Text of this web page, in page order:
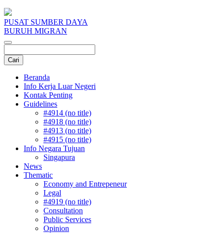
PUSAT SUMBER DAYA
BURUH MIGRAN
Beranda
Info Kerja Luar Negeri
Kontak Penting
Guidelines
#4914 (no title)
#4918 (no title)
#4913 (no title)
#4915 (no title)
Info Negara Tujuan
Singapura
News
Thematic
Economy and Entrepeneur
Legal
#4919 (no title)
Consultation
Public Services
Opinion